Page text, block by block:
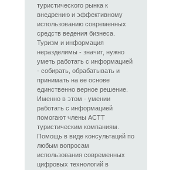
туристического рынка к
внедрению и эффективному
использованию современных
средств ведения бизнеса.
Туризм и информация
неразделимы - значит, нужно
уметь работать с информацией
- собирать, обрабатывать и
принимать на ее основе
единственно верное решение.
Именно в этом - умении
работать с информацией
помогают члены АСТТ
туристическим компаниям.
Помощь в виде консультаций по
любым вопросам
использования современных
цифровых технологий в